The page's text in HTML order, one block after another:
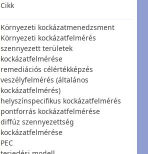
Cikk
Környezeti kockázatmenedzsment
Környezeti kockázatfelmérés
szennyezett területek
kockázatfelmérése
remediációs célértékképzés
veszélyfelmérés (általános
kockázatfelmérés)
helyszínspecifikus kockázatfelmérés
pontforrás kockázatfelmérése
diffúz szennyezettség
kockázatfelmérése
PEC